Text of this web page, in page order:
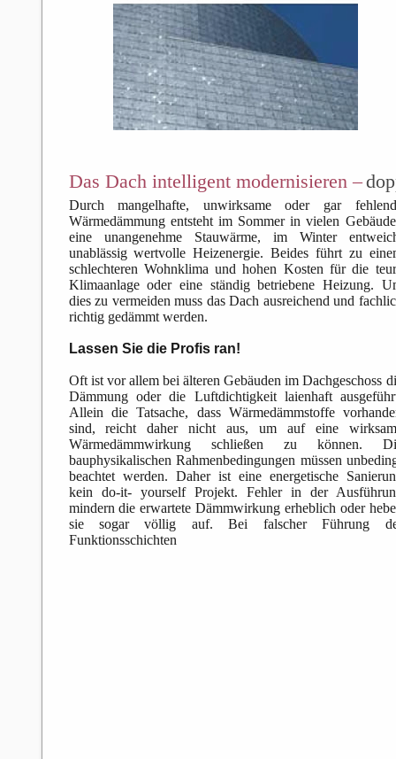
Das Dach intelligent modernisieren –
Durch mangelhafte, unwirksame oder gar
Wärmedämmung entsteht im Sommer in vielen
eine unangenehme Stauwärme, im Winter
unablässig wertvolle Heizenergie. Beides führt zu
schlechteren Wohnklima und hohen Kosten für die
Klimaanlage oder eine ständig betriebene Heizung.
dies zu vermeiden muss das Dach ausreichend und
richtig gedämmt werden.
Lassen Sie die Profis ran!
Oft ist vor allem bei älteren Gebäuden im Dachgeschoss
Dämmung oder die Luftdichtigkeit laienhaft
Allein die Tatsache, dass Wärmedämmstoffe
sind, reicht daher nicht aus, um auf eine
Wärmedämmwirkung schließen zu können.
bauphysikalischen Rahmenbedingungen müssen
beachtet werden. Daher ist eine energetische
kein do-it- yourself Projekt. Fehler in der
mindern die erwartete Dämmwirkung erheblich oder
sie sogar völlig auf. Bei falscher Führung
Funktionsschichten